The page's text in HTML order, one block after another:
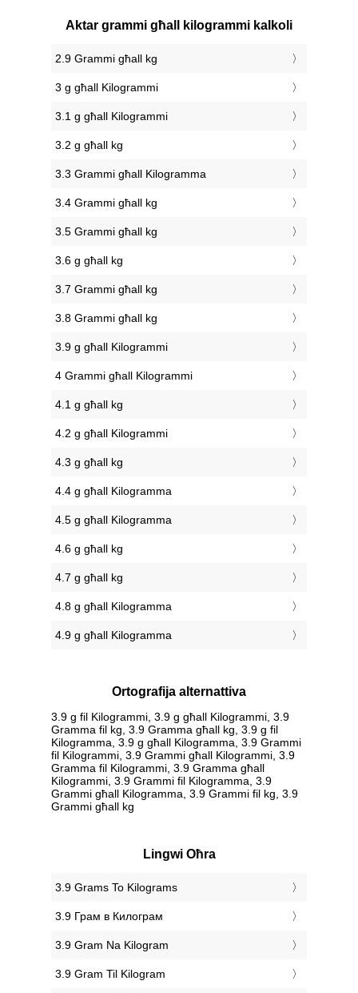
Aktar grammi għall kilogrammi kalkoli
2.9 Grammi għall kg
3 g għall Kilogrammi
3.1 g għall Kilogrammi
3.2 g għall kg
3.3 Grammi għall Kilogramma
3.4 Grammi għall kg
3.5 Grammi għall kg
3.6 g għall kg
3.7 Grammi għall kg
3.8 Grammi għall kg
3.9 g għall Kilogrammi
4 Grammi għall Kilogrammi
4.1 g għall kg
4.2 g għall Kilogrammi
4.3 g għall kg
4.4 g għall Kilogramma
4.5 g għall Kilogramma
4.6 g għall kg
4.7 g għall kg
4.8 g għall Kilogramma
4.9 g għall Kilogramma
Ortografija alternattiva
3.9 g fil Kilogrammi, 3.9 g għall Kilogrammi, 3.9
Gramma fil kg, 3.9 Gramma għall kg, 3.9 g fil
Kilogramma, 3.9 g għall Kilogramma, 3.9 Grammi
fil Kilogrammi, 3.9 Grammi għall Kilogrammi, 3.9
Gramma fil Kilogrammi, 3.9 Gramma għall
Kilogrammi, 3.9 Grammi fil Kilogramma, 3.9
Grammi għall Kilogramma, 3.9 Grammi fil kg, 3.9
Grammi għall kg
Lingwi Oħra
‎3.9 Grams To Kilograms
‎3.9 Грам в Килограм
‎3.9 Gram Na Kilogram
‎3.9 Gram Til Kilogram